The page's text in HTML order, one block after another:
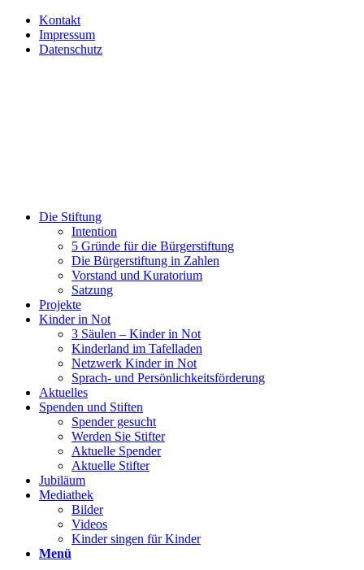
Kontakt
Impressum
Datenschutz
Die Stiftung
Intention
5 Gründe für die Bürgerstiftung
Die Bürgerstiftung in Zahlen
Vorstand und Kuratorium
Satzung
Projekte
Kinder in Not
3 Säulen – Kinder in Not
Kinderland im Tafelladen
Netzwerk Kinder in Not
Sprach- und Persönlichkeits­förderung
Aktuelles
Spenden und Stiften
Spender gesucht
Werden Sie Stifter
Aktuelle Spender
Aktuelle Stifter
Jubiläum
Mediathek
Bilder
Videos
Kinder singen für Kinder
Menü